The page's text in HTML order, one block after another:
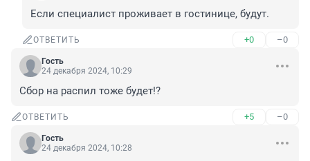
Если специалист проживает в гостинице, будут.
ОТВЕТИТЬ +0 –0
Гость
24 декабря 2024, 10:29
Сбор на распил тоже будет!?
ОТВЕТИТЬ +5 –0
Гость
24 декабря 2024, 10:28